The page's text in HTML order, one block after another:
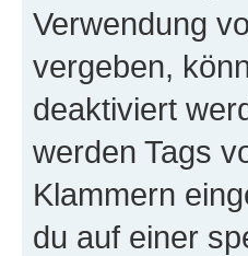
Verwendung
vergeben,
deaktiviert
werden Tags
Klammern
du auf einer